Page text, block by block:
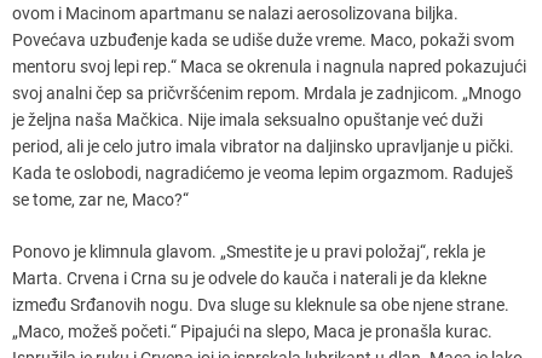
ovom i Macinom apartmanu se nalazi aerosolizovana biljka.
Povećava uzbuđenje kada se udiše duže vreme. Maco, pokaži svom
mentoru svoj lepi rep.“ Maca se okrenula i nagnula napred pokazujući
svoj analni čep sa pričvršćenim repom. Mrdala je zadnjicom. „Mnogo
je željna naša Mačkica. Nije imala seksualno opuštanje već duži
period, ali je celo jutro imala vibrator na daljinsko upravljanje u pički.
Kada te oslobodi, nagradićemo je veoma lepim orgazmom. Raduješ
se tome, zar ne, Maco?“
Ponovo je klimnula glavom. „Smestite je u pravi položaj“, rekla je
Marta. Crvena i Crna su je odvele do kauča i naterali je da klekne
između Srđanovih nogu. Dva sluge su kleknule sa obe njene strane.
„Maco, možeš početi.“ Pipajući na slepo, Maca je pronašla kurac.